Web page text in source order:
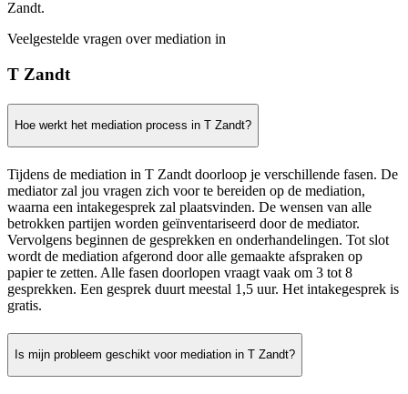
Zandt.
Veelgestelde vragen over mediation in
T Zandt
Hoe werkt het mediation process in T Zandt?
Tijdens de mediation in T Zandt doorloop je verschillende fasen. De
mediator zal jou vragen zich voor te bereiden op de mediation,
waarna een intakegesprek zal plaatsvinden. De wensen van alle
betrokken partijen worden geïnventariseerd door de mediator.
Vervolgens beginnen de gesprekken en onderhandelingen. Tot slot
wordt de mediation afgerond door alle gemaakte afspraken op
papier te zetten. Alle fasen doorlopen vraagt vaak om 3 tot 8
gesprekken. Een gesprek duurt meestal 1,5 uur. Het intakegesprek is
gratis.
Is mijn probleem geschikt voor mediation in T Zandt?